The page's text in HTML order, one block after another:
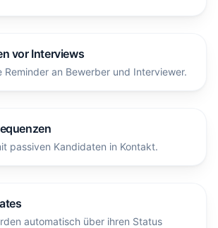
vor Interviews
Reminder an Bewerber und Interviewer.
passiven Kandidaten in Kontakt.
automatisch über ihren Status